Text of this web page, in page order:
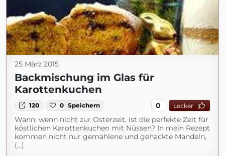
25 März 2015
Backmischung im Glas für
Karottenkuchen
120 0 Speichern 0 Lecker
Wann, wenn nicht zur Osterzeit, ist die perfekte Zeit für
köstlichen Karottenkuchen mit Nüssen? In mein Rezept
kommen nicht nur gemahlene und gehackte Mandeln,
(...)